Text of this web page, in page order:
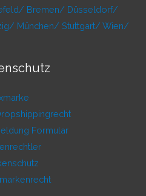
Bremen/ Düsseldorf/
München/ Stuttgart/ Wien/
Formular